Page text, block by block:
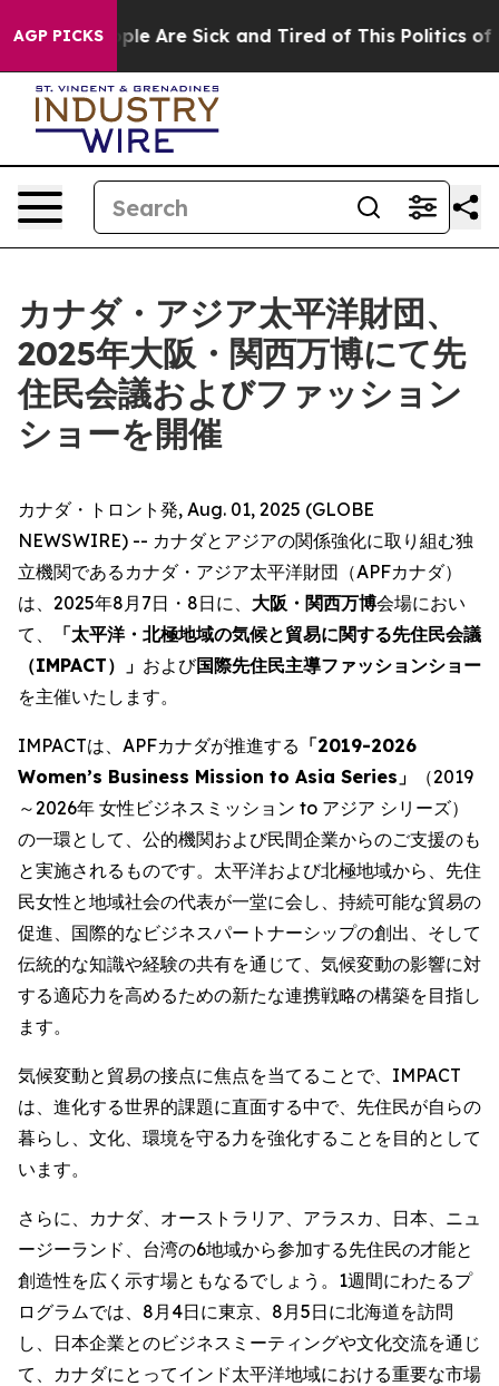
AGP PICKS
“People Are Sick and Tired of This Politics of
カナダ・アジア太平洋財団、
2025年大阪・関西万博にて先
住民会議およびファッション
ショーを開催
カナダ・トロント発, Aug. 01, 2025 (GLOBE
NEWSWIRE) -- カナダとアジアの関係強化に取り組む独
立機関であるカナダ・アジア太平洋財団（APFカナダ）
は、2025年8月7日・8日に、 大阪・関西万博会場におい
て、
「太平洋・北極地域の気候と貿易に関する先住民会議
（IMPACT）」 および国際先住民主導ファッションショー
を主催いたします。
IMPACTは、APFカナダが推進する 「2019-2026
Women’s Business Mission to Asia Series」
（2019
～2026年 女性ビジネスミッション to アジア シリーズ）
の一環として、公的機関および民間企業からのご支援のも
と実施されるものです。太平洋および北極地域から、先住
民女性と地域社会の代表が一堂に会し、持続可能な貿易の
促進、国際的なビジネスパートナーシップの創出、そして
伝統的な知識や経験の共有を通じて、気候変動の影響に対
する適応力を高めるための新たな連携戦略の構築を目指し
ます。
気候変動と貿易の接点に焦点を当てることで、IMPACT
は、進化する世界的課題に直面する中で、先住民が自らの
暮らし、文化、環境を守る力を強化することを目的として
います。
さらに、カナダ、オーストラリア、アラスカ、日本、ニュ
ージーランド、台湾の6地域から参加する先住民の才能と
創造性を広く示す場ともなるでしょう。1週間にわたるプ
ログラムでは、8月4日に東京、8月5日に北海道を訪問
し、日本企業とのビジネスミーティングや文化交流を通じ
て、カナダにとってインド太平洋地域における重要な市場